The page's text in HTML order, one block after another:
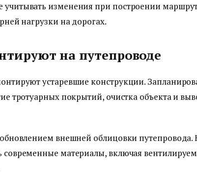
изменения при построении
нагрузки на дорогах.
на путепроводе
устаревшие конструкции.
тротуарных покрытий, очистка объекта и
внешней облицовки путепровода.
современные материалы, включая